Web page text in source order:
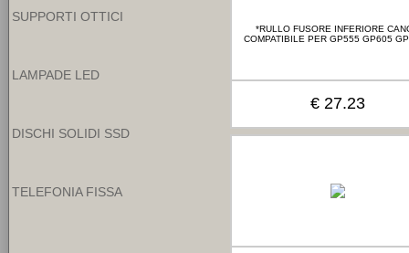
SUPPORTI OTTICI
LAMPADE LED
DISCHI SOLIDI SSD
TELEFONIA FISSA
*RULLO FUSORE INFERIORE
COMPATIBILE PER GP555 GP605
€ 27.23